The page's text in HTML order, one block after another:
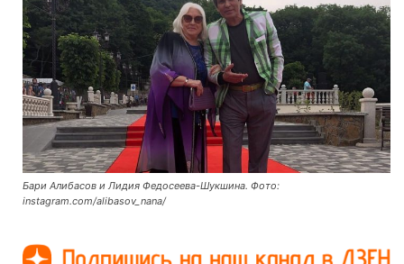
Бари Алибасов и Лидия Федосеева-Шукшина. Фото:
instagram.com/alibasov_nana/